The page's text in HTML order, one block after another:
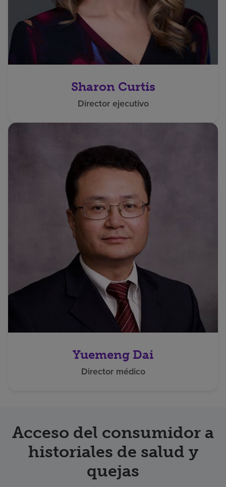
Sharon Curtis
Director ejecutivo
Yuemeng Dai
Director médico
Acceso del consumidor a
historiales de salud y
quejas